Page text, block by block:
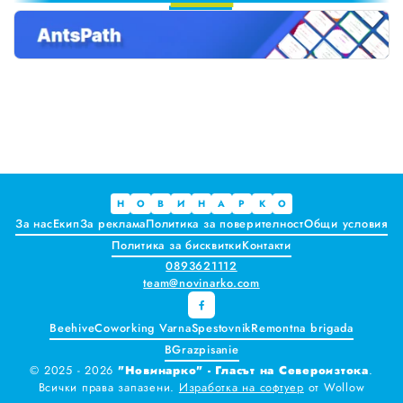
Шумен
Търговище
Добрич
Краставиците са 95% вода. Предлагат ли някакви хранителни ползи?
Как да постъпваме с близките, които не ни ценят
9
Н О В И Н А Р К О
За насЕкипЗа рекламаПолитика за поверителностОбщи условия
Политика за бисквиткиКонтакти
0893621112
team@novinarko.com
BeehiveCoworking VarnaSpestovnikRemontna brigada
BGrazpisanie
© 2025 - 2026 "Новинарко" - Гласът на Североизтока.
Всички права запазени. Изработка на софтуер от Wollow